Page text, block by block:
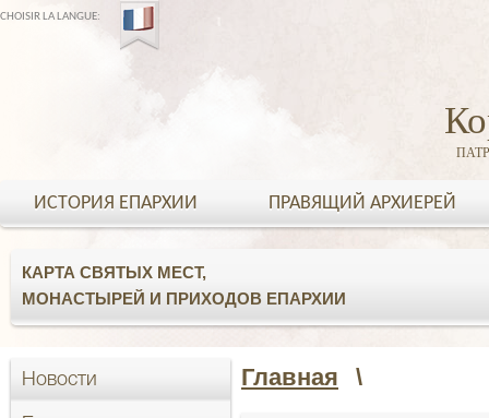
CHOISIR LA LANGUE:
ИСТОРИЯ ЕПАРХИИ ПРАВЯЩИЙ АРХИЕРЕЙ
КАРТА СВЯТЫХ МЕСТ,
МОНАСТЫРЕЙ И ПРИХОДОВ ЕПАРХИИ
Новости Главная \